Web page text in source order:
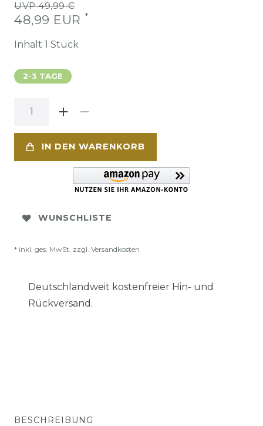
UVP 49,99 €
48,99 EUR *
Inhalt 1 Stück
2-3 TAGE
IN DEN WARENKORB
WUNSCHLISTE
* inkl. ges. MwSt. zzgl. Versandkosten
Deutschlandweit kostenfreier Hin- und
Rückversand.
BESCHREIBUNG